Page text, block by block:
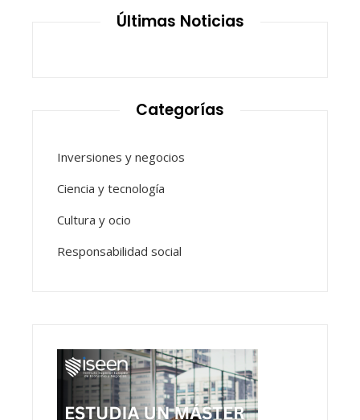
Últimas Noticias
Categorías
Inversiones y negocios
Ciencia y tecnología
Cultura y ocio
Responsabilidad social